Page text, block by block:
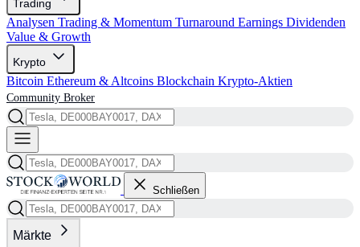
Trading
Analysen Trading & Momentum Turnaround Earnings Dividenden
Value & Growth
Krypto
Bitcoin Ethereum & Altcoins Blockchain Krypto-Aktien
Community Broker
Schließen
Märkte